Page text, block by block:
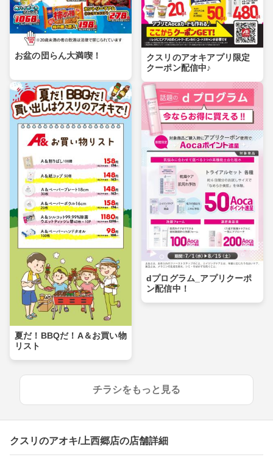
お盆の団らん大満喫！
クスリのアオキアプリ限定
クーポン配信中♪
夏だ！BBQだ！A＆お買い物
リスト
dプログラム_アプリクーポ
ン配信中！
チラシをもっと見る
クスリのアオキ/上西郷店の店舗詳細